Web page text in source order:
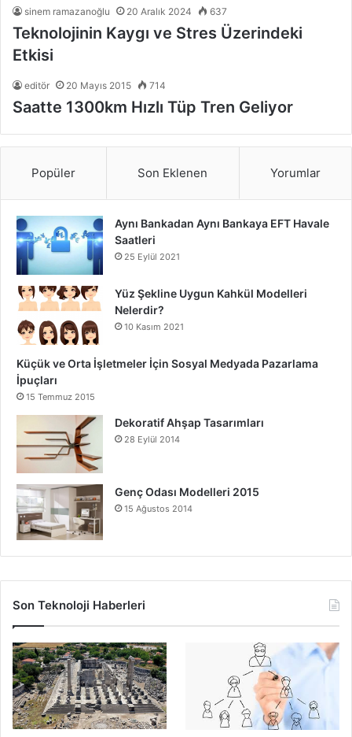
sinem ramazanoğlu 20 Aralık 2024 637
Teknolojinin Kaygı ve Stres Üzerindeki
Etkisi
editör 20 Mayıs 2015 714
Saatte 1300km Hızlı Tüp Tren Geliyor
Popüler Son Eklenen Yorumlar
Aynı Bankadan Aynı Bankaya EFT Havale
Saatleri
25 Eylül 2021
Yüz Şekline Uygun Kahkül Modelleri
Nelerdir?
10 Kasım 2021
Küçük ve Orta İşletmeler İçin Sosyal Medyada Pazarlama
İpuçları
15 Temmuz 2015
Dekoratif Ahşap Tasarımları
28 Eylül 2014
Genç Odası Modelleri 2015
15 Ağustos 2014
Son Teknoloji Haberleri